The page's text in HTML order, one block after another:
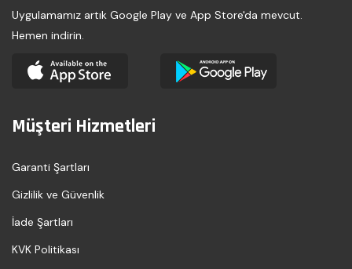
Uygulamamız artık Google Play ve App Store'da mevcut.
Hemen indirin.
Müşteri Hizmetleri
Garanti Şartları
Gizlilik ve Güvenlik
İade Şartları
KVK Politikası